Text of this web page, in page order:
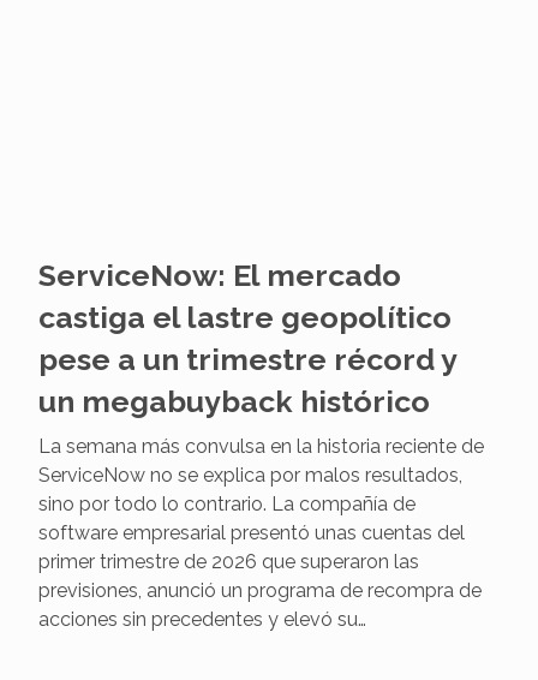
ServiceNow: El mercado
castiga el lastre geopolítico
pese a un trimestre récord y
un megabuyback histórico
La semana más convulsa en la historia reciente de
ServiceNow no se explica por malos resultados,
sino por todo lo contrario. La compañía de